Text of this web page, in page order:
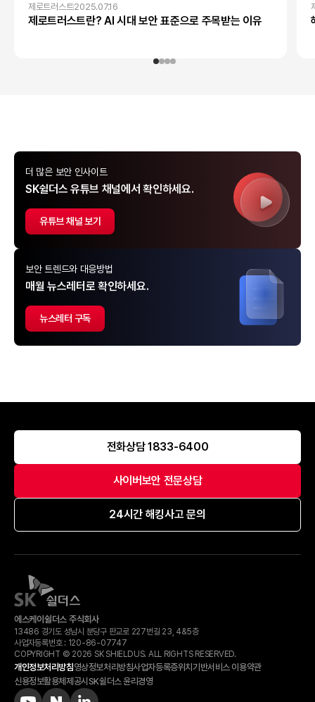
제로트러스트2025.07.16
제로트러스트란? AI 시대 보안 표준으로 주목받는 이유
더 많은 보안 인사이트
SK쉴더스 유튜브 채널에서 확인하세요.
유튜브 채널 보기
보안 트렌드와 대응방법
매월 뉴스레터로 확인하세요.
뉴스레터 구독
전화상담 1833-6400
사이버보안 전문상담
24시간 해킹사고 문의
에스케이쉴더스 주식회사
13486 경기도 성남시 분당구 판교로 227번길 23, 4&5층
사업자등록번호 : 120-​86-​07747
COPYRIGHT © 2026 SK SHIELDUS. ALL RIGHTS RESERVED.
개인정보처리방침영상정보처리방침사업자등록증위치기반서비스 이용약관
신용정보활용체제공시 SK쉴더스 윤리경영